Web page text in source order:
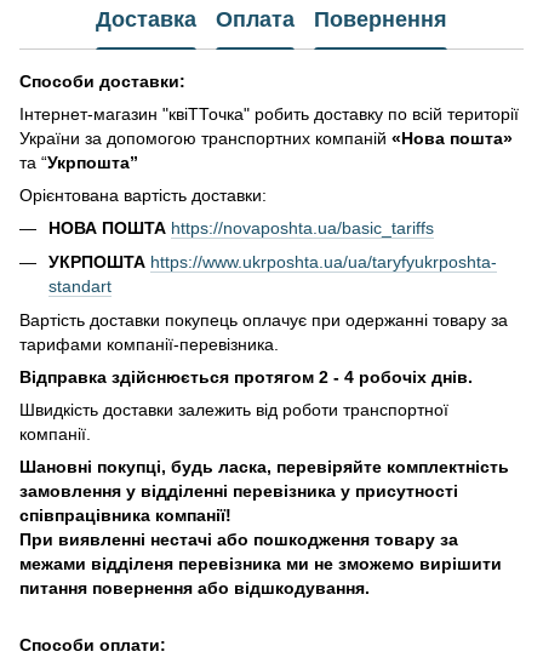
Доставка Оплата Повернення
Способи доставки:
Інтернет-магазин "квіТТочка" робить доставку по всій території
України за допомогою транспортних компаній «Нова пошта»
та “Укрпошта”
Орієнтована вартість доставки:
НОВА ПОШТА https://novaposhta.ua/basic_tariffs
УКРПОШТА https://www.ukrposhta.ua/ua/taryfyukrposhta-
standart
Вартість доставки покупець оплачує при одержанні товару за
тарифами компанії-перевізника.
Відправка здійснюється протягом 2 - 4 робочіх днів.
Швидкість доставки залежить від роботи транспортної
компанії.
Шановні покупці, будь ласка, перевіряйте комплектність
замовлення у відділенні перевізника у присутності
співпрацівника компанії!
При виявленні нестачі або пошкодження товару за
межами відділеня перевізника ми не зможемо вирішити
питання повернення або відшкодування.
Способи оплати: